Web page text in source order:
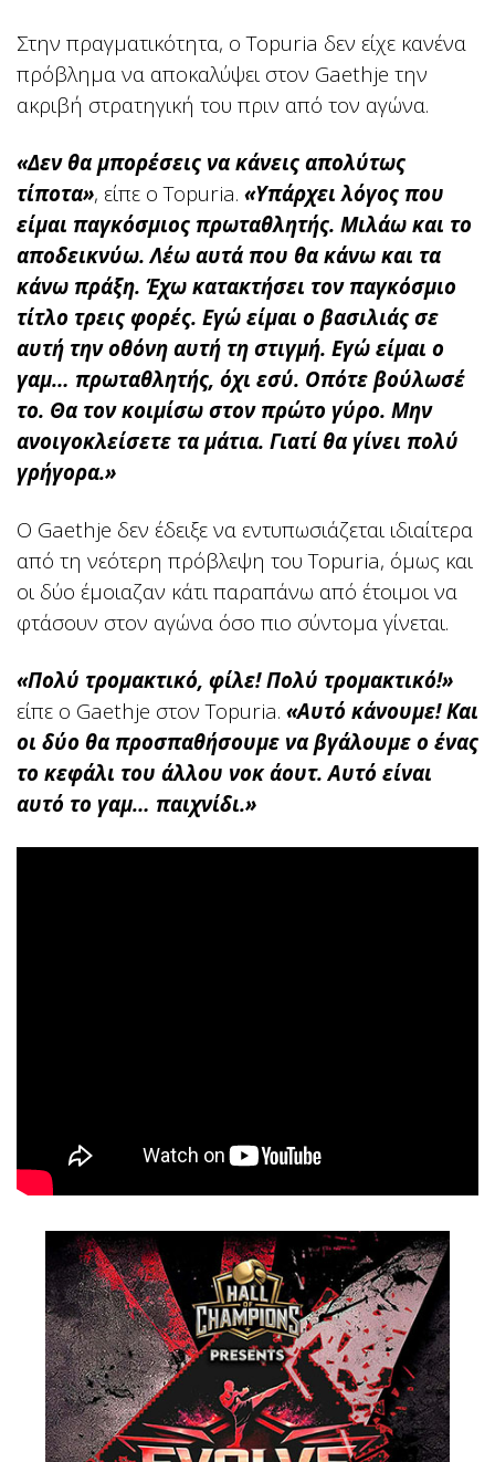
Στην πραγματικότητα, ο Topuria δεν είχε κανένα
πρόβλημα να αποκαλύψει στον Gaethje την
ακριβή στρατηγική του πριν από τον αγώνα.
«Δεν θα μπορέσεις να κάνεις απολύτως
τίποτα», είπε ο Topuria. «Υπάρχει λόγος που
είμαι παγκόσμιος πρωταθλητής. Μιλάω και το
αποδεικνύω. Λέω αυτά που θα κάνω και τα
κάνω πράξη. Έχω κατακτήσει τον παγκόσμιο
τίτλο τρεις φορές. Εγώ είμαι ο βασιλιάς σε
αυτή την οθόνη αυτή τη στιγμή. Εγώ είμαι ο
γαμ… πρωταθλητής, όχι εσύ. Οπότε βούλωσέ
το. Θα τον κοιμίσω στον πρώτο γύρο. Μην
ανοιγοκλείσετε τα μάτια. Γιατί θα γίνει πολύ
γρήγορα.»
Ο Gaethje δεν έδειξε να εντυπωσιάζεται ιδιαίτερα
από τη νεότερη πρόβλεψη του Topuria, όμως και
οι δύο έμοιαζαν κάτι παραπάνω από έτοιμοι να
φτάσουν στον αγώνα όσο πιο σύντομα γίνεται.
«Πολύ τρομακτικό, φίλε! Πολύ τρομακτικό!»
είπε ο Gaethje στον Topuria. «Αυτό κάνουμε! Και
οι δύο θα προσπαθήσουμε να βγάλουμε ο ένας
το κεφάλι του άλλου νοκ άουτ. Αυτό είναι
αυτό το γαμ… παιχνίδι.»